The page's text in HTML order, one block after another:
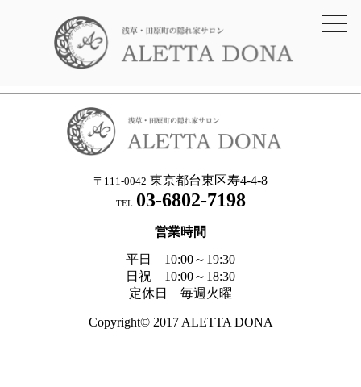
toggle
〒111-0042 東京都台東区寿4-4-8
TEL 03-6802-7198
営業時間
平日 10:00～19:30
日祝 10:00～18:30
定休日 毎週火曜
Copyright© 2017 ALETTA DONA